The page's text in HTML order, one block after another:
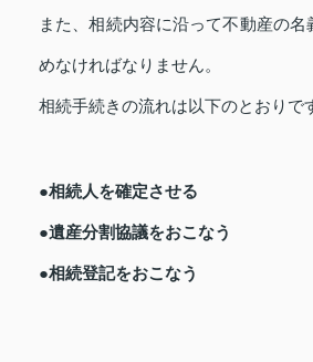
また、相続内容に沿って不動産の
めなければなりません。
相続手続きの流れは以下のとおりで
●相続人を確定させる
●遺産分割協議をおこなう
●相続登記をおこなう